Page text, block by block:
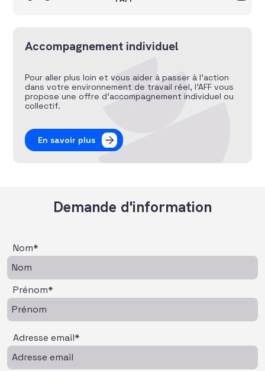
Accompagnement individuel
Pour aller plus loin et vous aider à passer à l’action
dans votre environnement de travail réel, l’AFF vous
propose une offre d’accompagnement individuel ou
collectif.
En savoir plus
Demande d'information
Nom*
Prénom*
Adresse email*